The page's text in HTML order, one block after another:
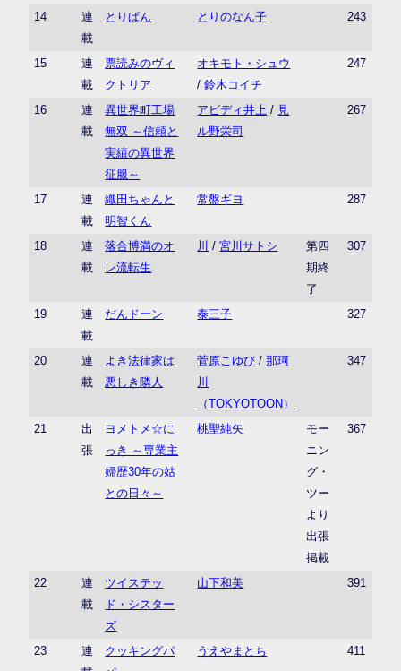
14
連
載
とりぱん とりのなん子 243
15
連
載
票読みのヴィ
クトリア
オキモト・シュウ
/鈴木コイチ
247
16
連
載
異世界町工場
無双 ～信頼と
実績の異世界
征服～
アビディ井上 / 見
ル野栄司
267
17
連
載
織田ちゃんと
明智くん
常盤ギヨ 287
18
連
載
落合博満のオ
レ流転生
川 /宮川サトシ
第四
期終
了
307
19
連
載
だんドーン 泰三子 327
20
連
載
よき法律家は
悪しき隣人
菅原こゆび /那珂
川
（TOKYOTOON）
347
21
出
張
ヨメトメ☆に
っき ～専業主
婦歴30年の姑
との日々～
桃聖純矢
モー
ニン
グ・
ツー
より
出張
掲載
367
22
連
載
ツイステッ
ド・シスター
ズ
山下和美 391
23
連
クッキングパ
うえやまとち 411